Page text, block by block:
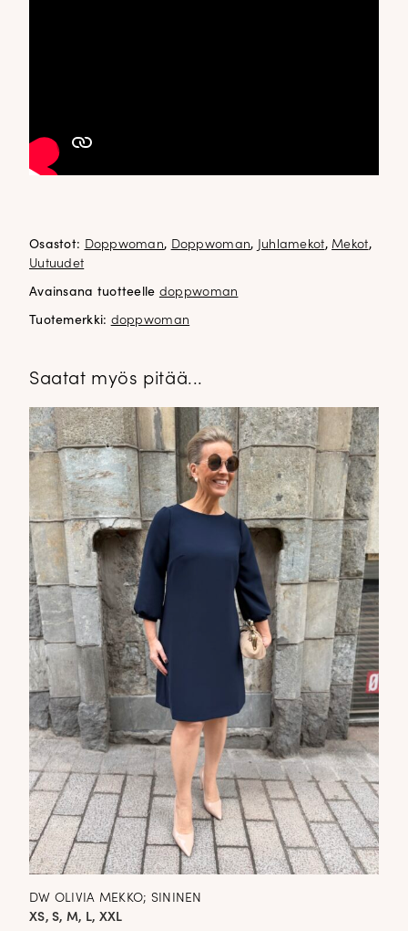
Osastot: Doppwoman, Doppwoman, Juhlamekot, Mekot,
Uutuudet
Avainsana tuotteelle doppwoman
Tuotemerkki: doppwoman
Saatat myös pitää...
DW OLIVIA MEKKO; SININEN
XS, S, M, L, XXL